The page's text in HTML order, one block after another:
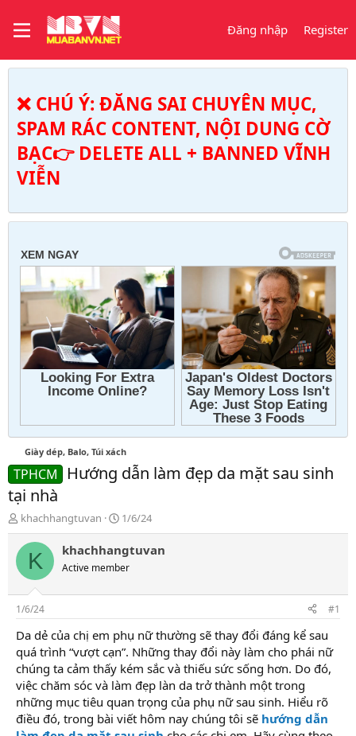
Đăng nhập Register
❌ CHÚ Ý: ĐĂNG SAI CHUYÊN MỤC,
SPAM RÁC CONTENT, NỘI DUNG CỜ
BẠC👉 DELETE ALL + BANNED VĨNH
VIỄN
Giày dép, Balo, Túi xách
TPHCM
Hướng dẫn làm đẹp da mặt sau sinh
tại nhà
T
h
r
a
s
t
a
t
e
r
khachhangtuvan
N
g
à
y
g
1/6/24
K khachhangtuvan
Active member
1/6/24 #1
Da dẻ của chị em phụ nữ thường sẽ thay đổi đáng kể sau
quá trình “vượt cạn”. Những thay đổi này làm cho phái nữ
chúng ta cảm thấy kém sắc và thiếu sức sống hơn. Do đó,
việc chăm sóc và làm đẹp làn da trở thành một trong
những mục tiêu quan trọng của phụ nữ sau sinh. Hiểu rõ
điều đó, trong bài viết hôm nay chúng tôi sẽ hướng dẫn